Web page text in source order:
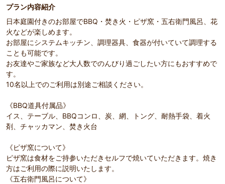
プラン内容紹介
日本庭園付きのお部屋でBBQ・焚き火・ピザ窯・五右衛門風呂、花
火などが楽しめます。
お部屋にシステムキッチン、調理器具、食器が付いていて調理する
ことも可能です。
お友達やご家族など大人数でのんびり過ごしたい方にもおすすめで
す。
10名以上でのご利用は別途ご相談ください。
《BBQ道具付属品》
イス、テーブル、BBQコンロ、炭、網、トング、耐熱手袋、着火
剤、チャッカマン、焚き火台
《ピザ窯について》
ピザ窯は食材をご持参いただきセルフで焼いていただきます。焼き
方はご利用の際に説明いたします。
《五右衛門風呂について》